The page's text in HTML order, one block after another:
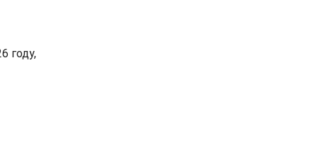
году,